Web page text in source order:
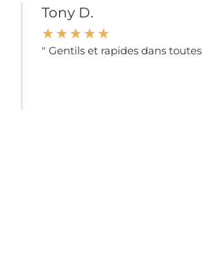
Tony D.
☆☆☆☆☆
" Gentils et rapides dans